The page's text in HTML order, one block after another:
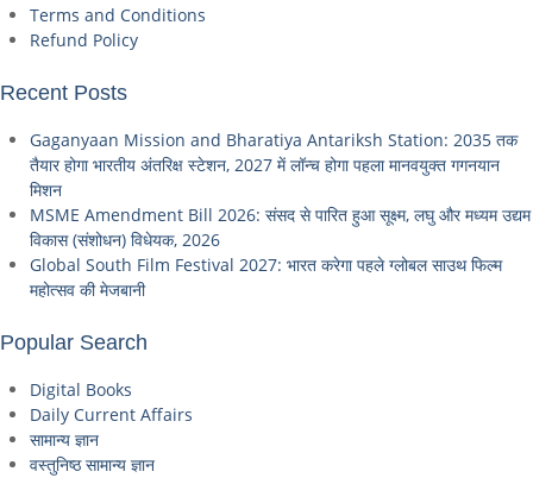
Terms and Conditions
Refund Policy
Recent Posts
Gaganyaan Mission and Bharatiya Antariksh Station: 2035 तक
तैयार होगा भारतीय अंतरिक्ष स्टेशन, 2027 में लॉन्च होगा पहला मानवयुक्त गगनयान
मिशन
MSME Amendment Bill 2026: संसद से पारित हुआ सूक्ष्म, लघु और मध्यम उद्यम
विकास (संशोधन) विधेयक, 2026
Global South Film Festival 2027: भारत करेगा पहले ग्लोबल साउथ फिल्म
महोत्सव की मेजबानी
Popular Search
Digital Books
Daily Current Affairs
सामान्य ज्ञान
वस्तुनिष्ठ सामान्य ज्ञान